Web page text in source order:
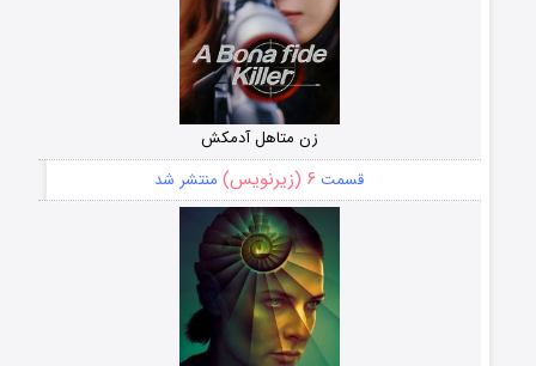
زن متاهل آدمکش
قسمت ۶ (زیرنویس) منتشر شد